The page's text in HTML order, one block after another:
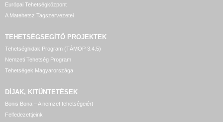
Európai Tehetségközpont
A Matehetsz Tagszervezetei
TEHETSÉGSEGÍTŐ PROJEKTEK
Tehetséghidak Program (TÁMOP 3.4.5)
Nemzeti Tehetség Program
Tehetségek Magyarországa
DÍJAK, KITÜNTETÉSEK
Bonis Bona – A nemzet tehetségeiért
Felfedezettjeink